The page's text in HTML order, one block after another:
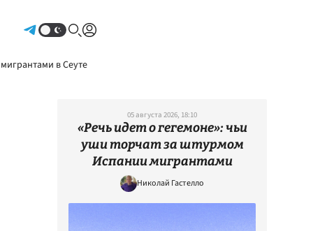
в Сеуте
05 августа 2026, 18:10
«Речь идет о гегемоне»: чьи
уши торчат за штурмом
Испании мигрантами
Николай Гастелло